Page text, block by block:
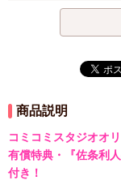
商品説明
コミコミスタジオオ
有償特典・『佐条利
付き！